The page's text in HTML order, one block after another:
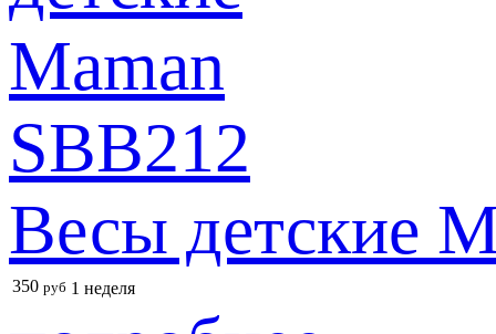
Весы детские
350 руб 1 неделя